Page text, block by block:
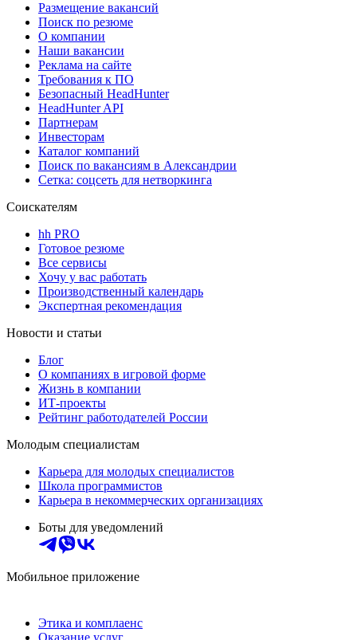
Размещение вакансий
Поиск по резюме
О компании
Наши вакансии
Реклама на сайте
Требования к ПО
Безопасный HeadHunter
HeadHunter API
Партнерам
Инвесторам
Каталог компаний
Поиск по вакансиям в Александрии
Сетка: соцсеть для нетворкинга
Соискателям
hh PRO
Готовое резюме
Все сервисы
Хочу у вас работать
Производственный календарь
Экспертная рекомендация
Новости и статьи
Блог
О компаниях в игровой форме
Жизнь в компании
ИТ-проекты
Рейтинг работодателей России
Молодым специалистам
Карьера для молодых специалистов
Школа программистов
Карьера в некоммерческих организациях
Боты для уведомлений
Мобильное приложение
Этика и комплаенс